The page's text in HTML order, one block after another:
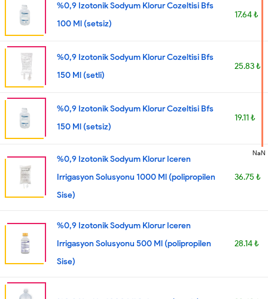
%0,9 Izotonik Sodyum Klorur Cozeltisi Bfs
100 Ml (setsiz)
17.64 ₺
%0,9 Izotonik Sodyum Klorur Cozeltisi Bfs
150 Ml (setli)
25.83 ₺
%0,9 Izotonik Sodyum Klorur Cozeltisi Bfs
150 Ml (setsiz)
19.11 ₺
%0,9 Izotonik Sodyum Klorur Iceren
Irrigasyon Solusyonu 1000 Ml (polipropilen
Sise)
36.75 ₺
%0,9 Izotonik Sodyum Klorur Iceren
Irrigasyon Solusyonu 500 Ml (polipropilen
Sise)
28.14 ₺
NaN